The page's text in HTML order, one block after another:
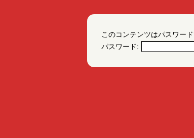
このコンテンツはパスワー
パスワード: